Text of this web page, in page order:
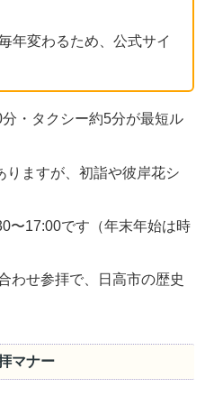
年変わるため、公式サイ
・タクシー約5分が最短ル
りますが、初詣や彼岸花シ
〜17:00です（年末年始は時
わせ参拝で、日高市の歴史
マナー